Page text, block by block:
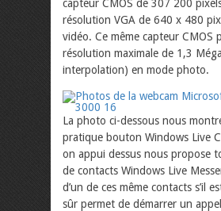
capteur CMOS de 307 200
résolution VGA de 640 x 480
vidéo. Ce même capteur CMOS
résolution maximale de 1,3
interpolation) en mode photo.
La photo ci-dessous nous
pratique bouton Windows Live
on appui dessus nous propose
de contacts Windows Live
d’un de ces même contacts s’il
sûr permet de démarrer un